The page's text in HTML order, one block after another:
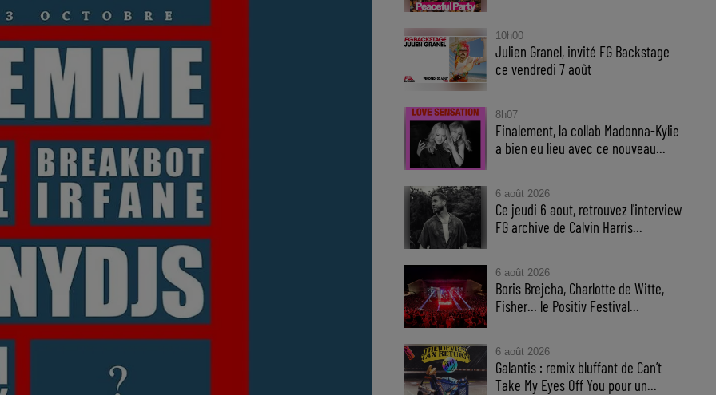
10h00
Julien Granel, invité FG Backstage
ce vendredi 7 août
8h07
Finalement, la collab Madonna-Kylie
a bien eu lieu avec ce nouveau...
6 août 2026
Ce jeudi 6 aout, retrouvez l'interview
FG archive de Calvin Harris...
6 août 2026
Boris Brejcha, Charlotte de Witte,
Fisher… le Positiv Festival...
6 août 2026
Galantis : remix bluffant de Can’t
Take My Eyes Off You pour un...